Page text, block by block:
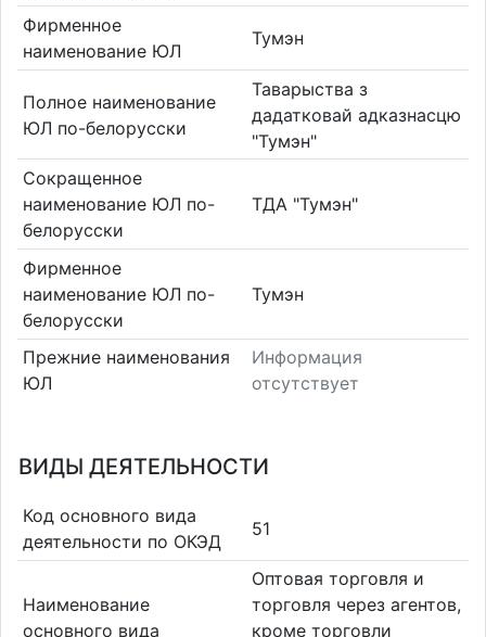
Фирменное
наименование ЮЛ
Тумэн
Полное наименование
ЮЛ по-белорусски
Таварыства з
дадатковай адказнасцю
"Тумэн"
Сокращенное
наименование ЮЛ по-
белорусски
ТДА "Тумэн"
Фирменное
наименование ЮЛ по-
белорусски
Тумэн
Прежние наименования
ЮЛ
Информация
отсутствует
ВИДЫ ДЕЯТЕЛЬНОСТИ
Код основного вида
деятельности по ОКЭД
51
Наименование
основного вида
Оптовая торговля и
торговля через агентов,
кроме торговли